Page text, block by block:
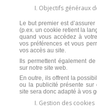
Objectifs généraux
Le but premier est
(p.ex. un cookie retient la
quand vous accédez à
vos préférences et vous
vos accès au site.
Ils permettent également
sur notre site web.
En outre, ils offrent la
ou la publicité présente sur
site sera donc adapté à vos
Gestion des cookies